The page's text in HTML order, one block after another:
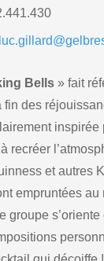
Bells » fait
des
inspirée
recréer
et autres
empruntées au
groupe